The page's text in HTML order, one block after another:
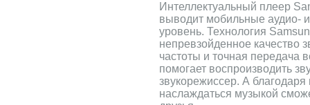
Интеллектуальный плеер
выводит мобильные аудио-
уровень. Технология
непревзойденное качество
частоты и точная передача
помогает воспроизводить
звукорежиссер. А
наслаждаться музыкой